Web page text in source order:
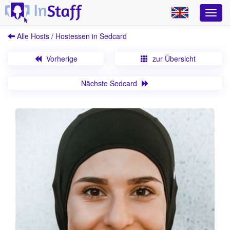
Alle Hosts / Hostessen in Sedcard
Vorherige zur Übersicht
Nächste Sedcard